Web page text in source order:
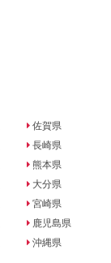
佐賀県
長崎県
熊本県
大分県
宮崎県
鹿児島県
沖縄県